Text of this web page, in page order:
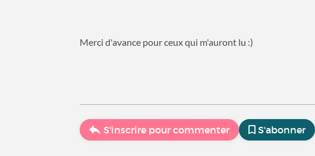
Merci d'avance pour ceux qui m'auront lu :)
S'inscrire pour commenter S'abonner